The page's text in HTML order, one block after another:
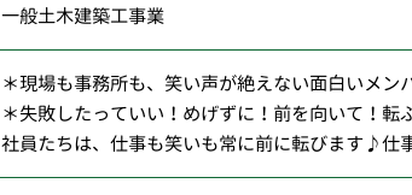
一般土木建築工事業
＊現場も事務所も、笑い声が絶えない面白いメ
＊失敗したっていい！めげずに！前を向いて！転
社員たちは、仕事も笑いも常に前に転びます♪仕